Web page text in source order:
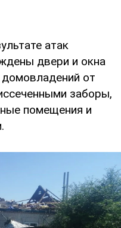
атак
двери и окна
от
заборы,
помещения и